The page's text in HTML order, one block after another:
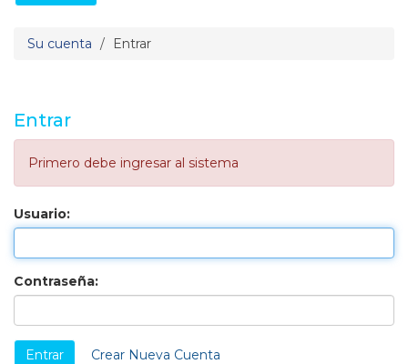
Su cuenta Entrar
Entrar
Primero debe ingresar al sistema
Usuario:
Contraseña:
Crear Nueva Cuenta